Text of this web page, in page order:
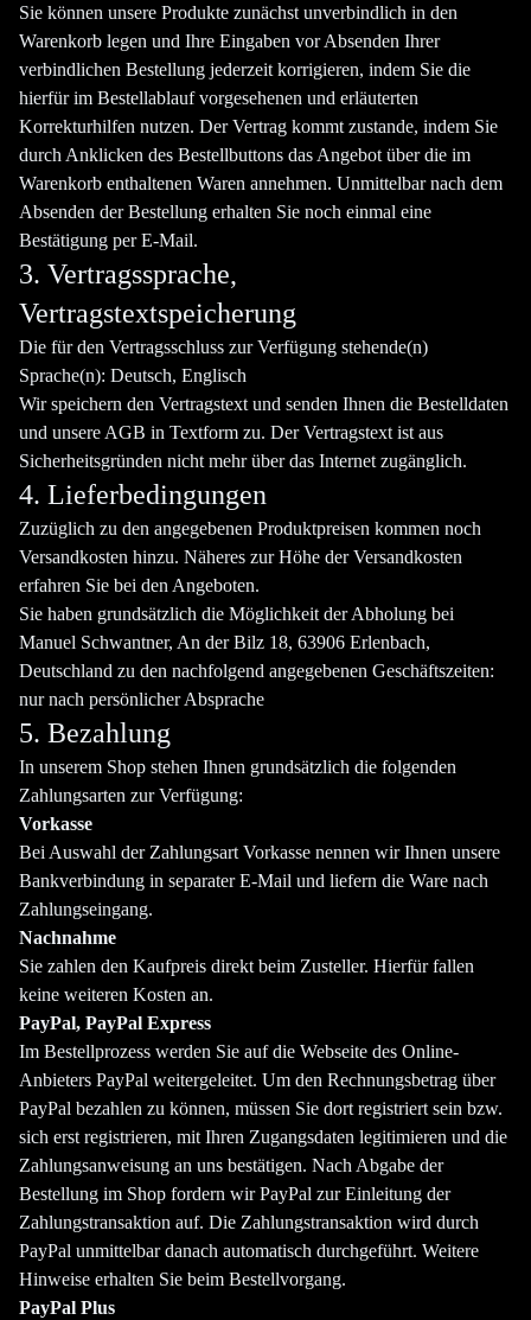
Sie können unsere Produkte zunächst unverbindlich in den
Warenkorb legen und Ihre Eingaben vor Absenden Ihrer
verbindlichen Bestellung jederzeit korrigieren, indem Sie die
hierfür im Bestellablauf vorgesehenen und erläuterten
Korrekturhilfen nutzen. Der Vertrag kommt zustande, indem Sie
durch Anklicken des Bestellbuttons das Angebot über die im
Warenkorb enthaltenen Waren annehmen. Unmittelbar nach dem
Absenden der Bestellung erhalten Sie noch einmal eine
Bestätigung per E-Mail.
3. Vertragssprache,
Vertragstextspeicherung
Die für den Vertragsschluss zur Verfügung stehende(n)
Sprache(n): Deutsch, Englisch
Wir speichern den Vertragstext und senden Ihnen die Bestelldaten
und unsere AGB in Textform zu. Der Vertragstext ist aus
Sicherheitsgründen nicht mehr über das Internet zugänglich.
4. Lieferbedingungen
Zuzüglich zu den angegebenen Produktpreisen kommen noch
Versandkosten hinzu. Näheres zur Höhe der Versandkosten
erfahren Sie bei den Angeboten.
Sie haben grundsätzlich die Möglichkeit der Abholung bei
Manuel Schwantner, An der Bilz 18, 63906 Erlenbach,
Deutschland zu den nachfolgend angegebenen Geschäftszeiten:
nur nach persönlicher Absprache
5. Bezahlung
In unserem Shop stehen Ihnen grundsätzlich die folgenden
Zahlungsarten zur Verfügung:
Vorkasse
Bei Auswahl der Zahlungsart Vorkasse nennen wir Ihnen unsere
Bankverbindung in separater E-Mail und liefern die Ware nach
Zahlungseingang.
Nachnahme
Sie zahlen den Kaufpreis direkt beim Zusteller. Hierfür fallen
keine weiteren Kosten an.
PayPal, PayPal Express
Im Bestellprozess werden Sie auf die Webseite des Online-
Anbieters PayPal weitergeleitet. Um den Rechnungsbetrag über
PayPal bezahlen zu können, müssen Sie dort registriert sein bzw.
sich erst registrieren, mit Ihren Zugangsdaten legitimieren und die
Zahlungsanweisung an uns bestätigen. Nach Abgabe der
Bestellung im Shop fordern wir PayPal zur Einleitung der
Zahlungstransaktion auf. Die Zahlungstransaktion wird durch
PayPal unmittelbar danach automatisch durchgeführt. Weitere
Hinweise erhalten Sie beim Bestellvorgang.
PayPal Plus